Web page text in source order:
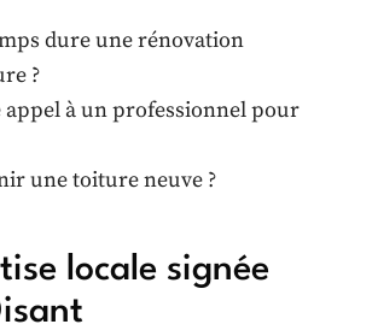
dure une rénovation
?
à un professionnel pour
une toiture neuve ?
locale signée